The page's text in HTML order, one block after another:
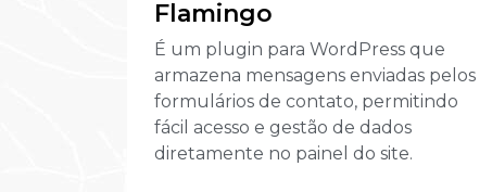
Flamingo
É um plugin para WordPress que
armazena mensagens enviadas pelos
formulários de contato, permitindo
fácil acesso e gestão de dados
diretamente no painel do site.